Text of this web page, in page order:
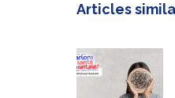
Articles